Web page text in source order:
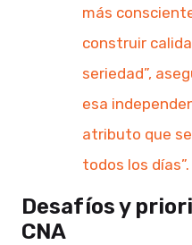
más
construir
seriedad”,
esa
atributo que
todos los días”.
Desafíos y
CNA